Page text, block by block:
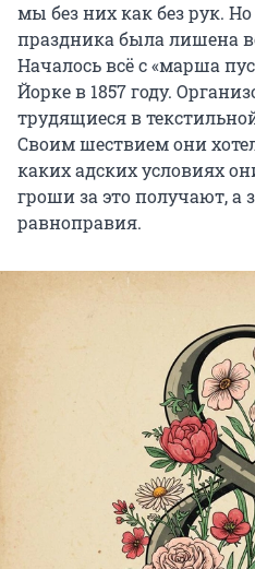
мы без них как без рук.
праздника была лишена
Началось всё с «марша
Йорке в 1857 году.
трудящиеся в
Своим шествием они
каких адских условиях
гроши за это получают, а
равноправия.